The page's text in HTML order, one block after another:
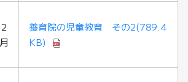
2
月
養育院の児童教育 その2(789.4
KB)